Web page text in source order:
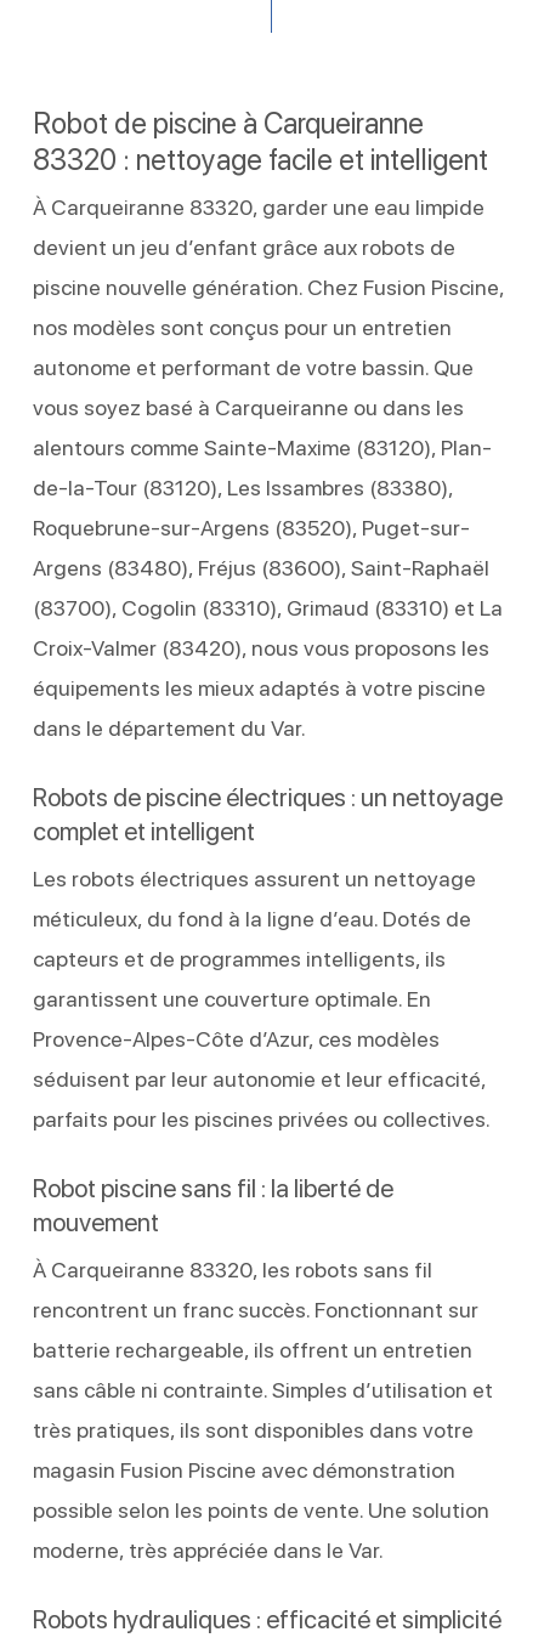
Robot de piscine à Carqueiranne
83320 : nettoyage facile et intelligent
À Carqueiranne 83320, garder une eau limpide
devient un jeu d’enfant grâce aux robots de
piscine nouvelle génération. Chez Fusion Piscine,
nos modèles sont conçus pour un entretien
autonome et performant de votre bassin. Que
vous soyez basé à Carqueiranne ou dans les
alentours comme Sainte-Maxime (83120), Plan-
de-la-Tour (83120), Les Issambres (83380),
Roquebrune-sur-Argens (83520), Puget-sur-
Argens (83480), Fréjus (83600), Saint-Raphaël
(83700), Cogolin (83310), Grimaud (83310) et La
Croix-Valmer (83420), nous vous proposons les
équipements les mieux adaptés à votre piscine
dans le département du Var.
Robots de piscine électriques : un nettoyage
complet et intelligent
Les robots électriques assurent un nettoyage
méticuleux, du fond à la ligne d’eau. Dotés de
capteurs et de programmes intelligents, ils
garantissent une couverture optimale. En
Provence-Alpes-Côte d’Azur, ces modèles
séduisent par leur autonomie et leur efficacité,
parfaits pour les piscines privées ou collectives.
Robot piscine sans fil : la liberté de
mouvement
À Carqueiranne 83320, les robots sans fil
rencontrent un franc succès. Fonctionnant sur
batterie rechargeable, ils offrent un entretien
sans câble ni contrainte. Simples d’utilisation et
très pratiques, ils sont disponibles dans votre
magasin Fusion Piscine avec démonstration
possible selon les points de vente. Une solution
moderne, très appréciée dans le Var.
Robots hydrauliques : efficacité et simplicité